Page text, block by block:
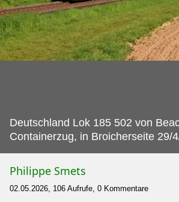
Deutschland Lok 185 502 von
Containerzug, in Broicherseite 29/
Philippe Smets
02.05.2026, 106 Aufrufe, 0 Kommentare